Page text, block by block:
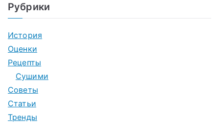
Рубрики
История
Оценки
Рецепты
Сушими
Советы
Статьи
Тренды